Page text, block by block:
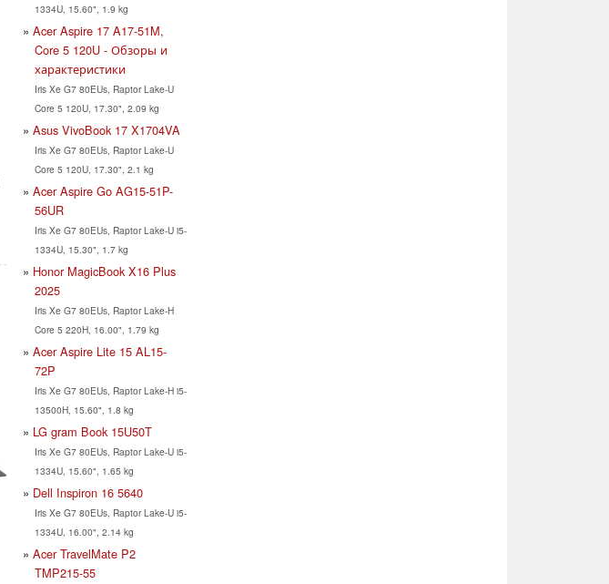
1334U, 15.60", 1.9 kg
Acer Aspire 17 A17-51M,
Core 5 120U - Обзоры и
характеристики
Iris Xe G7 80EUs, Raptor Lake-U
Core 5 120U, 17.30", 2.09 kg
Asus VivoBook 17 X1704VA
Iris Xe G7 80EUs, Raptor Lake-U
Core 5 120U, 17.30", 2.1 kg
Acer Aspire Go AG15-51P-
56UR
Iris Xe G7 80EUs, Raptor Lake-U i5-
1334U, 15.30", 1.7 kg
Honor MagicBook X16 Plus
2025
Iris Xe G7 80EUs, Raptor Lake-H
Core 5 220H, 16.00", 1.79 kg
Acer Aspire Lite 15 AL15-
72P
Iris Xe G7 80EUs, Raptor Lake-H i5-
13500H, 15.60", 1.8 kg
LG gram Book 15U50T
Iris Xe G7 80EUs, Raptor Lake-U i5-
1334U, 15.60", 1.65 kg
Dell Inspiron 16 5640
Iris Xe G7 80EUs, Raptor Lake-U i5-
1334U, 16.00", 2.14 kg
Acer TravelMate P2
TMP215-55